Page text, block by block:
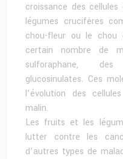
croissance des cellules
légumes crucifères
chou-fleur ou le chou
certain nombre de
sulforaphane, des
glucosinulates. Ces
l’évolution des
malin.
Les fruits et les
lutter contre les
d’autres types de